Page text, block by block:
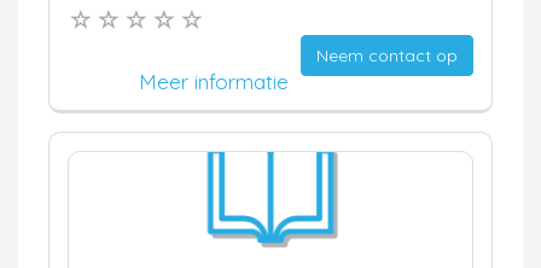
Neem contact op
Meer informatie